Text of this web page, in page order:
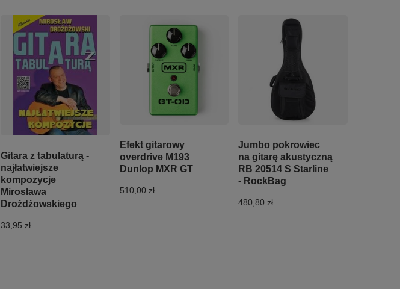
Gitara z tabulaturą -
najłatwiejsze
kompozycje
Mirosława
Drożdżowskiego
33,95 zł
Efekt gitarowy
overdrive M193
Dunlop MXR GT
510,00 zł
Jumbo pokrowiec
na gitarę akustyczną
RB 20514 S Starline
- RockBag
480,80 zł